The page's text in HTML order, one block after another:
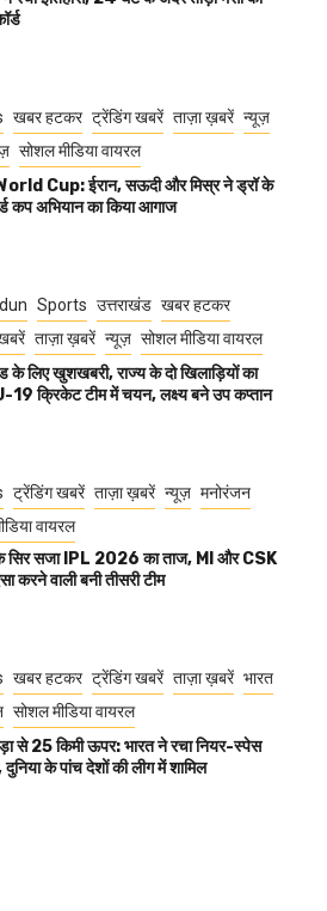
खबर हटकर ट्रेंडिंग खबरें ताज़ा ख़बरें न्यूज़
सोशल मीडिया वायरल
Cup: ईरान, सऊदी और मिस्र ने ड्रॉ के
कप अभियान का किया आगाज
Sports उत्तराखंड खबर हटकर
ताज़ा ख़बरें न्यूज़ सोशल मीडिया वायरल
के लिए खुशखबरी, राज्य के दो खिलाड़ियों का
19 क्रिकेट टीम में चयन, लक्ष्य बने उप कप्तान
ट्रेंडिंग खबरें ताज़ा ख़बरें न्यूज़ मनोरंजन
वायरल
सिर सजा IPL 2026 का ताज, MI और CSK
करने वाली बनी तीसरी टीम
खबर हटकर ट्रेंडिंग खबरें ताज़ा ख़बरें भारत
सोशल मीडिया वायरल
से 25 किमी ऊपर: भारत ने रचा नियर-स्पेस
दुनिया के पांच देशों की लीग में शामिल